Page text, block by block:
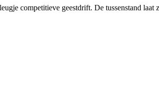
competitieve geestdrift. De tussenstand laat